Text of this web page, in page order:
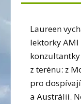
Laureen
lektorky
z terénu: z
pro
a Austrálii.